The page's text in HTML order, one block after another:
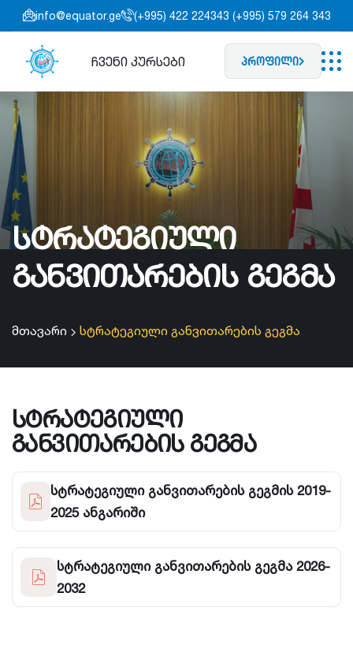
info@equator.ge (+995) 422 224343 (+995) 579 264 343
ჩვენი კურსები პროფილი
სტრატეგიული
განვითარების გეგმა
მთავარი სტრატეგიული განვითარების გეგმა
სტრატეგიული
განვითარების გეგმა
სტრატეგიული განვითარების გეგმის 2019-
2025 ანგარიში
სტრატეგიული განვითარების გეგმა 2026-
2032